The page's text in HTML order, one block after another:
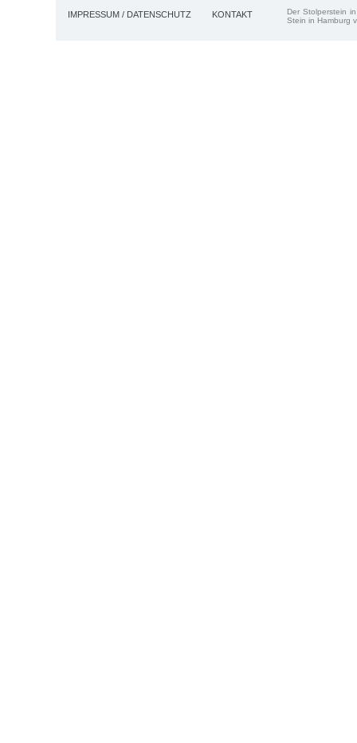
IMPRESSUM / DATENSCHUTZ KONTAKT
Der Stolperstein
Stein in Hamburg